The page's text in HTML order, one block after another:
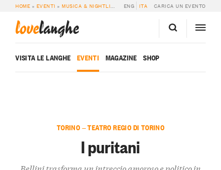
HOME » EVENTI »MUSICA & NIGHTLIFE I PURITANI
ENG ITA CARICA UN EVENTO
lovelanghe
VISITA LE LANGHE EVENTI MAGAZINE SHOP
TORINO — TEATRO REGIO DI TORINO
I puritani